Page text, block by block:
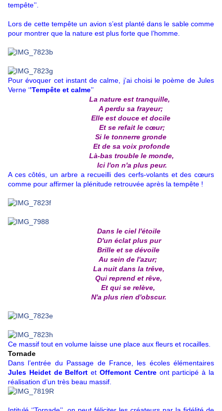
tempête’’.
Lors de cette tempête un avion s’est planté dans le sable comme
pour montrer que la nature est plus forte que l’homme.
Pour évoquer cet instant de calme, j’ai choisi le poème de Jules
Verne ‘’Tempête et calme’’
La nature est tranquille,
A perdu sa frayeur;
Elle est douce et docile
Et se refait le cœur;
Si le tonnerre gronde
Et de sa voix profonde
Là-bas trouble le monde,
Ici l'on n'a plus peur.
A ces côtés, un arbre a recueilli des cerfs-volants et des cœurs
comme pour affirmer la plénitude retrouvée après la tempête !
Dans le ciel l'étoile
D'un éclat plus pur
Brille et se dévoile
Au sein de l'azur;
La nuit dans la trêve,
Qui reprend et rêve,
Et qui se relève,
N'a plus rien d'obscur.
Ce massif tout en volume laisse une place aux fleurs et rocailles.
Tornade
Dans l’entrée du Passage de France, les écoles élémentaires
Jules Heidet de Belfort etOffemont Centreont participé à la
réalisation d’un très beau massif.